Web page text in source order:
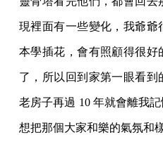
現裡面有一些變化，我爺爺
本學插花，會有照顧得很
了，所以回到家第一眼看
老房子再過 10 年就會離我
想把那個大家和樂的氣氛和